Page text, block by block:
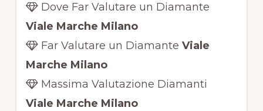
Dove Far Valutare un Diamante
Viale Marche Milano
Far Valutare un Diamante Viale
Marche Milano
Massima Valutazione Diamanti
Viale Marche Milano